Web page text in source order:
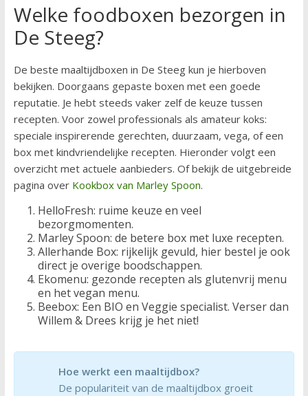
Welke foodboxen bezorgen in
De Steeg?
De beste maaltijdboxen in De Steeg kun je hierboven
bekijken. Doorgaans gepaste boxen met een goede
reputatie. Je hebt steeds vaker zelf de keuze tussen
recepten. Voor zowel professionals als amateur koks:
speciale inspirerende gerechten, duurzaam, vega, of een
box met kindvriendelijke recepten. Hieronder volgt een
overzicht met actuele aanbieders. Of bekijk de uitgebreide
pagina over Kookbox van Marley Spoon.
HelloFresh: ruime keuze en veel
bezorgmomenten.
Marley Spoon: de betere box met luxe recepten.
Allerhande Box: rijkelijk gevuld, hier bestel je ook
direct je overige boodschappen.
Ekomenu: gezonde recepten als glutenvrij menu
en het vegan menu.
Beebox: Een BIO en Veggie specialist. Verser dan
Willem & Drees krijg je het niet!
Hoe werkt een maaltijdbox?
De populariteit van de maaltijdbox groeit